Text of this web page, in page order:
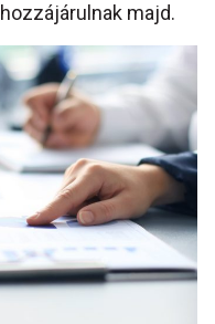
majd.